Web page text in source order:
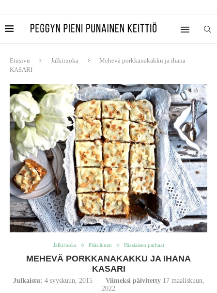
Etusivu Jälkiruoka
Mehevä porkkanakakku ja ihana
KASARI
Jälkiruoka Pääsiäinen Pääsiäisen parhaat
MEHEVÄ PORKKANAKAKKU JA IHANA
KASARI
Julkaistu: 4 syyskuun, 2015 Viimeksi päivitetty 17 maaliskuun,
2022